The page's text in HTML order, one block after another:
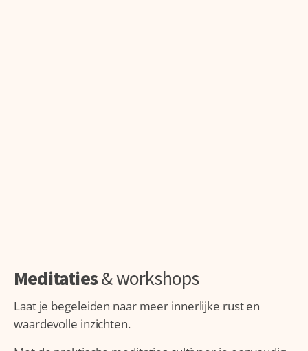
Meditaties& workshops
Laat je begeleiden naar meer innerlijke rust en
waardevolle inzichten.